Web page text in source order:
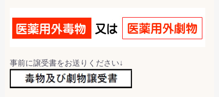
事前に譲受書をお送りください↓